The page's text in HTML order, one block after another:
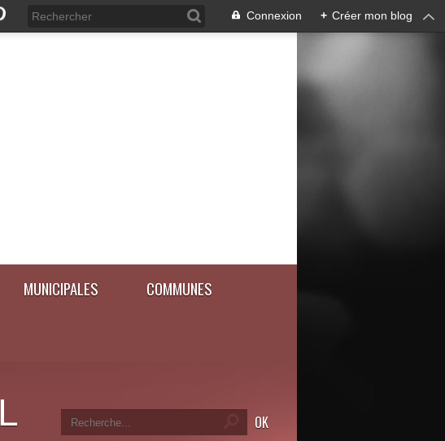
Connexion + Créer mon blog
MUNICIPALES COMMUNES